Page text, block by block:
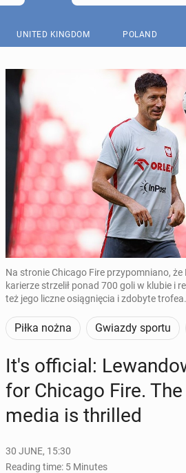
UNITED KINGDOM POLAND
Na stronie Chicago Fire przypomniano, że
karierze strzelił ponad 700 goli w klubie i
też jego liczne osiągnięcia i zdobyte
Piłka nożna Gwiazdy sportu
It's of­fi­cial:
for Chicago Fire.
media is thrilled
30 JUNE, 15:30
Reading time: 5 Minutes